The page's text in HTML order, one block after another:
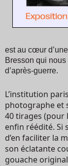
est au cœur
Bresson qui
d’après-guerre.
L’institution
photographe et
40 tirages (pour
enfin réédité. Si
d’en faciliter la
son éclatante
gouache